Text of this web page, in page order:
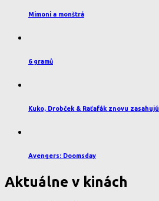
Mimoni a monštrá
6 gramů
Kuko, Drobček & Raťafák znovu zasahujú
Avengers: Doomsday
Aktuálne v kinách